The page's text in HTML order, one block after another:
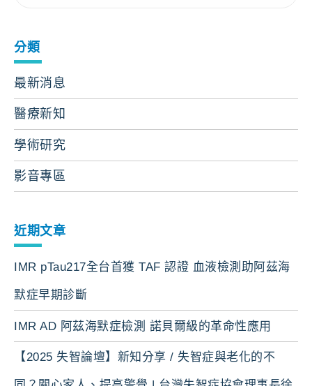
分類
最新消息
醫療新知
學術研究
影音專區
近期文章
IMR pTau217全台首獲 TAF 認證 血液檢測助阿茲海
默症早期診斷
IMR AD 阿茲海默症檢測 諾貝爾級的革命性應用
【2025 失智論壇】新知分享 / 失智症與老化的不